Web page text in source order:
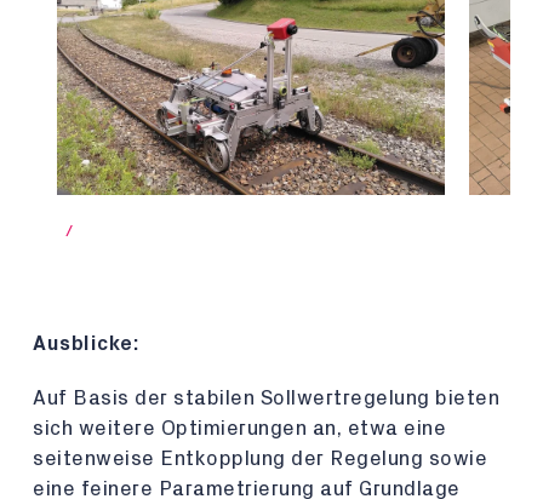
/
Ausblicke:
Auf Basis der stabilen Sollwertregelung bieten
sich weitere Optimierungen an, etwa eine
seitenweise Entkopplung der Regelung sowie
eine feinere Parametrierung auf Grundlage